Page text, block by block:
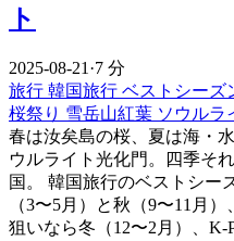
ト
2025-08-21 ·7 分
旅行 韓国旅行 ベストシーズ
桜祭り 雪岳山紅葉 ソウルラ
春は汝矣島の桜、夏は海・
ウルライト光化門。四季そ
国。 韓国旅行のベストシー
（3〜5月）と秋（9〜11月
狙いなら冬（12〜2月）、K-